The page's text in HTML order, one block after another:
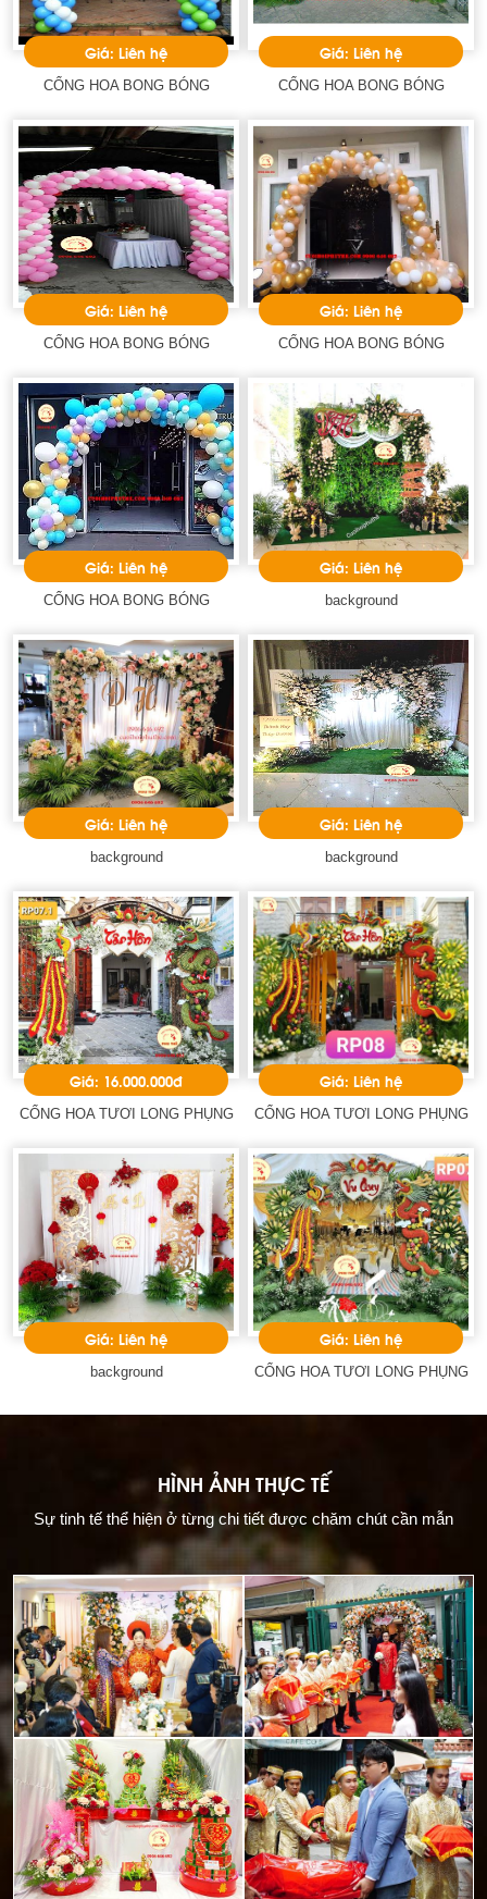
Giá: Liên hệ
CỔNG HOA BONG BÓNG
Giá: Liên hệ
CỔNG HOA BONG BÓNG
Giá: Liên hệ
CỔNG HOA BONG BÓNG
Giá: Liên hệ
CỔNG HOA BONG BÓNG
Giá: Liên hệ
CỔNG HOA BONG BÓNG
Giá: Liên hệ
background
Giá: Liên hệ
background
Giá: Liên hệ
background
Giá: 16.000.000đ
CỔNG HOA TƯƠI LONG PHỤNG
Giá: Liên hệ
CỔNG HOA TƯƠI LONG PHỤNG
Giá: Liên hệ
background
Giá: Liên hệ
CỔNG HOA TƯƠI LONG PHỤNG
HÌNH ẢNH THỰC TẾ
Sự tinh tế thể hiện ở từng chi tiết được chăm chút cần mẫn